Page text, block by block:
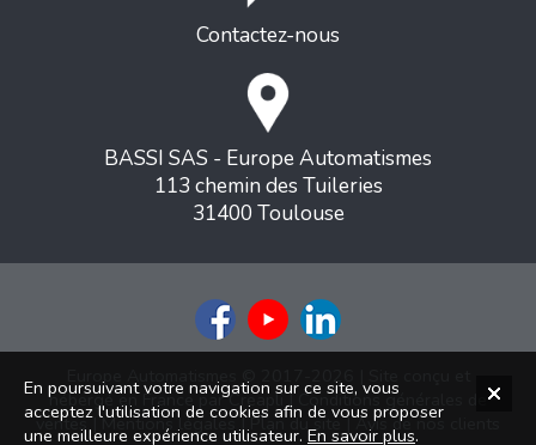
Contactez-nous
BASSI SAS - Europe Automatismes
113 chemin des Tuileries
31400 Toulouse
Europe Automatismes © 2017-2026 | Site conçu et
hébergé en France parCreapli| Conditions générales de
ventes|Mentions légales|Plan du site|Avis de nos clients
En poursuivant votre navigation sur ce site, vous
acceptez l'utilisation de cookies afin de vous proposer
une meilleure expérience utilisateur. En savoir plus.